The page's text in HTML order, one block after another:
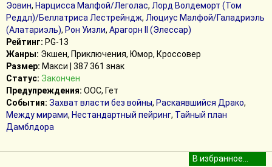
Эовин, Нарцисса Малфой/Леголас, Лорд Волдеморт (Том
Реддл)/Беллатриса Лестрейндж, Люциус Малфой/Галадриэль
(Алатариэль), Рон Уизли, Арагорн II (Элессар)
Рейтинг: PG-13
Жанры: Экшен, Приключения, Юмор, Кроссовер
Размер: Макси | 387 361 знак
Статус: Закончен
Предупреждения: ООС, Гет
События: Захват власти без войны, Раскаявшийся Драко,
Между мирами, Нестандартный пейринг, Тайный план
Дамблдора